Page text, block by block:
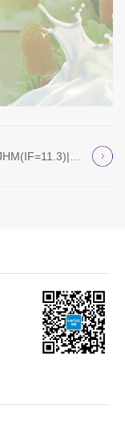
下一篇：JHM(IF=11.3)|热科院刘攀道老...